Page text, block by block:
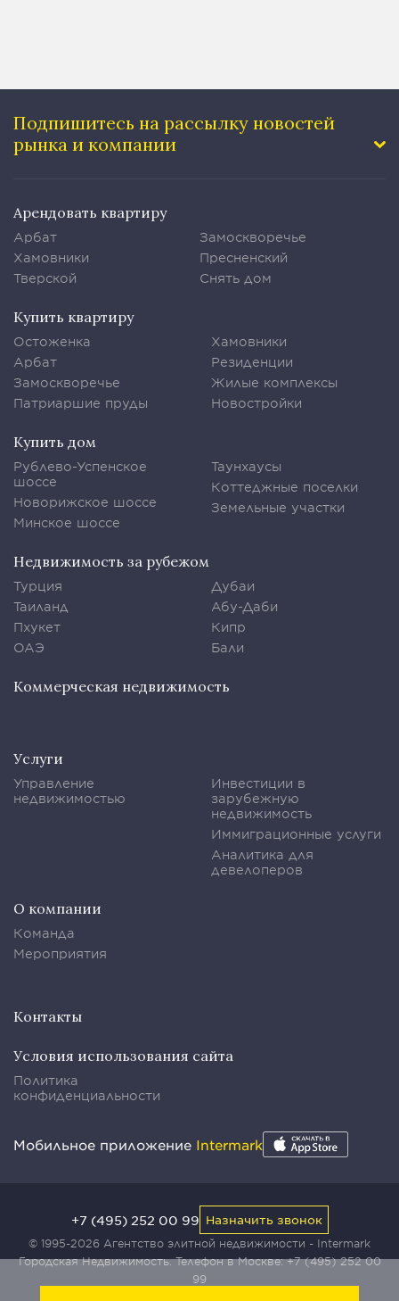
Подпишитесь на рассылку новостей
рынка и компании
Арендовать квартиру
Арбат
Хамовники
Тверской
Замоскворечье
Пресненский
Снять дом
Купить квартиру
Остоженка
Арбат
Замоскворечье
Патриаршие пруды
Хамовники
Резиденции
Жилые комплексы
Новостройки
Купить дом
Рублево-Успенское
шоссе
Новорижское шоссе
Минское шоссе
Таунхаусы
Коттеджные поселки
Земельные участки
Недвижимость за рубежом
Турция
Таиланд
Пхукет
ОАЭ
Дубаи
Абу-Даби
Кипр
Бали
Коммерческая недвижимость
Услуги
Управление
недвижимостью
Инвестиции в
зарубежную
недвижимость
Иммиграционные услуги
Аналитика для
девелоперов
О компании
Команда
Мероприятия
Контакты
Условия использования сайта
Политика
конфиденциальности
Мобильное приложение Intermark
© 1995-2026 Агентство элитной недвижимости - Intermark
Городская Недвижимость. Телефон в Москве:+7 (495) 252 00
99
+7 (495) 252 00 99 Назначить звонок